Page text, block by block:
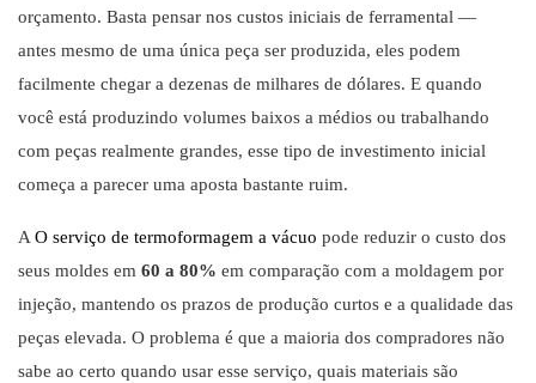
orçamento. Basta pensar nos custos iniciais de ferramental —
antes mesmo de uma única peça ser produzida, eles podem
facilmente chegar a dezenas de milhares de dólares. E quando
você está produzindo volumes baixos a médios ou trabalhando
com peças realmente grandes, esse tipo de investimento inicial
começa a parecer uma aposta bastante ruim.
AO serviço de termoformagem a vácuo pode reduzir o custo dos
seus moldes em 60 a 80% em comparação com a moldagem por
injeção, mantendo os prazos de produção curtos e a qualidade das
peças elevada. O problema é que a maioria dos compradores não
sabe ao certo quando usar esse serviço, quais materiais são